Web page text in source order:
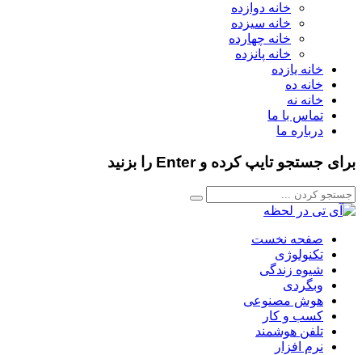
خانه دوازده
خانه سیزده
خانه چهارده
خانه پانزده
خانه یازده
خانه ده
خانه نه
تماس با ما
درباره ما
برای جستجو تایپ کرده و Enter را بزنید
صفحه نخست
تکنولوژی
شیوه زندگی
وبگردی
هوش مصنوعی
کسب و کار
تلفن هوشمند
نرم افزار